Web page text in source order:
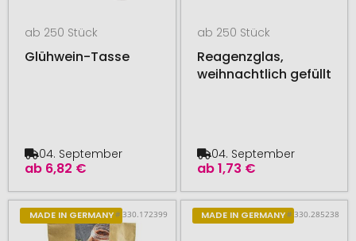
ab 250 Stück
Glühwein-Tasse
ab 6,82 €
04. September
ab 250 Stück
Reagenzglas,
weihnachtlich gefüllt
ab1,73 €
04. September
MADE IN GERMANY# 330.172399 MADE IN GERMANY# 330.285238